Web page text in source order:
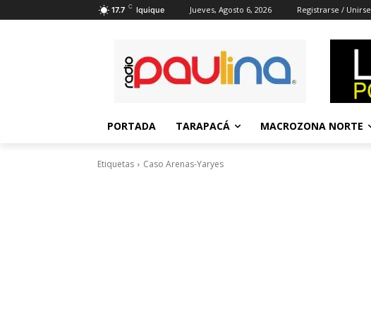
17.7 C Iquique Jueves, Agosto 6, 2026 Registrarse / Unirse
PORTADA TARAPACÁ MACROZONA NORTE
Etiquetas Caso Arenas-Yaryes